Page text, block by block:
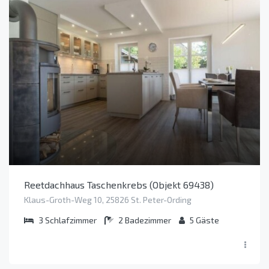
Reetdachhaus Taschenkrebs (Objekt 69438)
Klaus-Groth-Weg 10, 25826 St. Peter-Ording
3 Schlafzimmer 2 Badezimmer 5 Gäste